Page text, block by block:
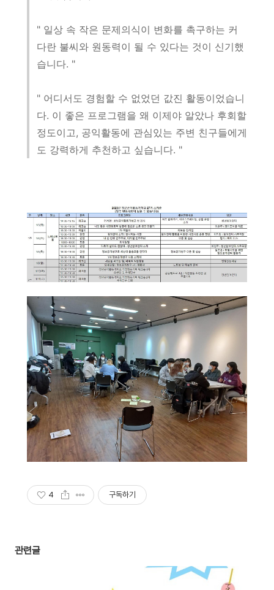
" 일상 속 작은 문제의식이 변화를 촉구하는 커
다란 불씨와 원동력이 될 수 있다는 것이 신기했
습니다. "
" 어디서도 경험할 수 없었던 값진 활동이었습니
다. 이 좋은 프로그램을 왜 이제야 알았나 후회할
정도이고, 공익활동에 관심있는 주변 친구들에게
도 강력하게 추천하고 싶습니다. "
4 구독하기
관련글